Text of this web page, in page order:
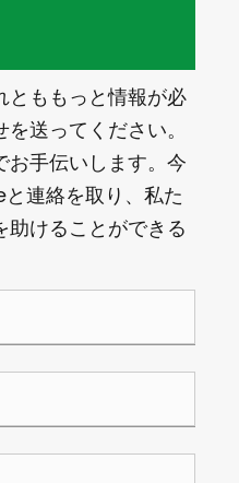
とももっと情報が必
送ってください。
手伝いします。今
連絡を取り、私た
けることができる